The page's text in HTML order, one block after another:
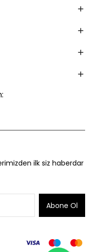
ilk siz haberdar
Abone Ol